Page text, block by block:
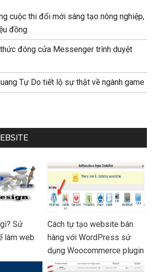
cuộc thi đổi mới sáng tạo nông nghiệp,
đồng
đóng cửa Messenger trình duyệt
Tự Do tiết lộ sự thật về ngành game
Sử
làm web
Cách tự tạo website bán
hàng với WordPress sử
dụng Woocommerce plugin